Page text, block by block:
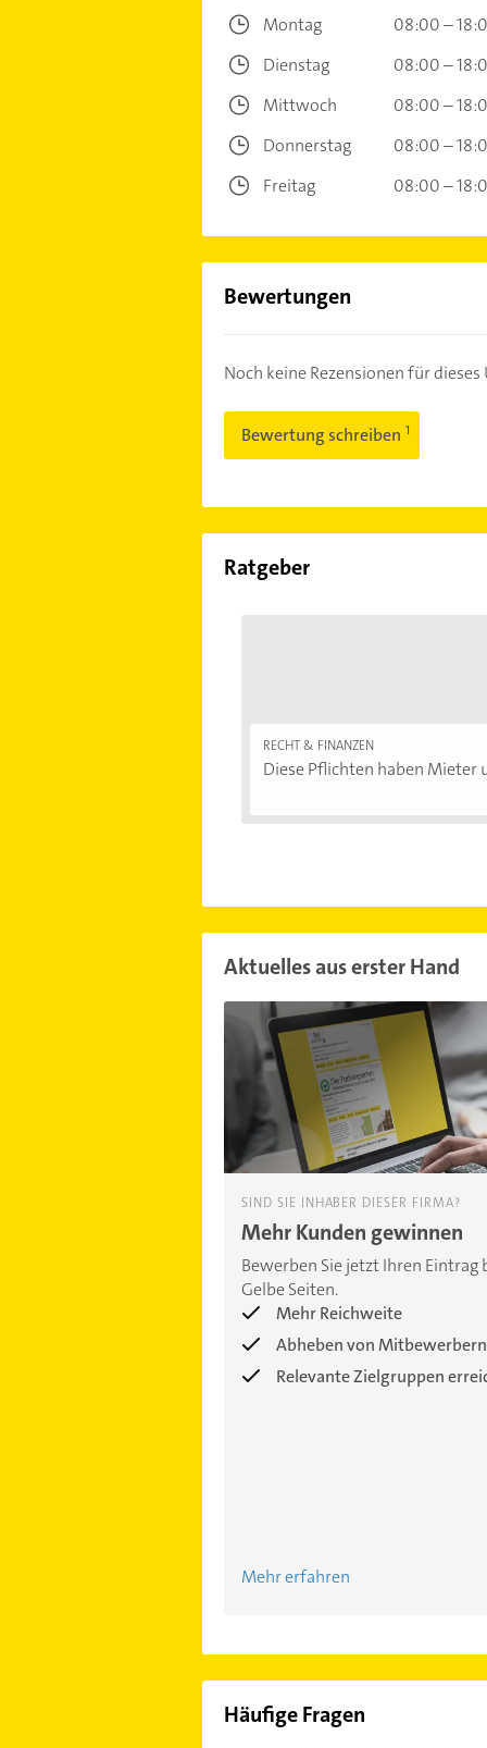
Montag
08:00 –
Dienstag
08:00 –
Mittwoch
08:00 –
Donnerstag
08:00 –
Freitag
08:00 –
Bewertungen
Noch keine Rezensionen für
Bewertung schreiben
Ratgeber
RECHT & FINANZEN
Diese Pflichten haben Mieter
Aktuelles aus erster Hand
SIND SIE INHABER DIESER FIRMA?
Mehr Kunden gewinnen
Bewerben Sie jetzt Ihren Eintrag
Gelbe Seiten.
Mehr Reichweite
Abheben von Mitbewerbern
Relevante Zielgruppen
Mehr erfahren
Häufige Fragen